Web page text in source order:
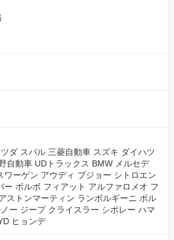
ダ スバル 三菱自動車 スズキ ダイハツ
自動車 UDトラックス BMW メルセデ
ワーゲン アウディ プジョー シトロエン
ー ボルボ フィアット アルファロメオ フ
ストンマーティン ランボルギーニ ポル
ー ジープ クライスラー シボレー ハマ
ヒョンデ